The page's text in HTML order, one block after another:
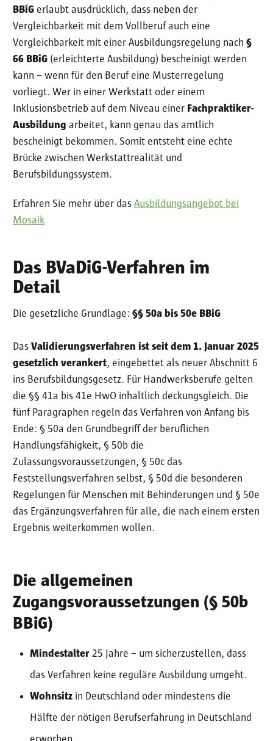
BBiG erlaubt ausdrücklich, dass neben der
Vergleichbarkeit mit dem Vollberuf auch eine
Vergleichbarkeit mit einer Ausbildungsregelung nach §
66 BBiG (erleichterte Ausbildung) bescheinigt werden
kann – wenn für den Beruf eine Musterregelung
vorliegt. Wer in einer Werkstatt oder einem
Inklusionsbetrieb auf dem Niveau einer Fachpraktiker-
Ausbildung arbeitet, kann genau das amtlich
bescheinigt bekommen. Somit entsteht eine echte
Brücke zwischen Werkstattrealität und
Berufsbildungssystem.
Erfahren Sie mehr über das Ausbildungsangebot bei
Mosaik
Das BVaDiG-Verfahren im
Detail
Die gesetzliche Grundlage: §§ 50a bis 50e BBiG
Das Validierungsverfahren ist seit dem 1. Januar 2025
gesetzlich verankert, eingebettet als neuer Abschnitt 6
ins Berufsbildungsgesetz. Für Handwerksberufe gelten
die §§ 41a bis 41e HwO inhaltlich deckungsgleich. Die
fünf Paragraphen regeln das Verfahren von Anfang bis
Ende: § 50a den Grundbegriff der beruflichen
Handlungsfähigkeit, § 50b die
Zulassungsvoraussetzungen, § 50c das
Feststellungsverfahren selbst, § 50d die besonderen
Regelungen für Menschen mit Behinderungen und § 50e
das Ergänzungsverfahren für alle, die nach einem ersten
Ergebnis weiterkommen wollen.
Die allgemeinen
Zugangsvoraussetzungen (§ 50b
BBiG)
Mindestalter 25 Jahre – um sicherzustellen, dass
das Verfahren keine reguläre Ausbildung umgeht.
Wohnsitz in Deutschland oder mindestens die
Hälfte der nötigen Berufserfahrung in Deutschland